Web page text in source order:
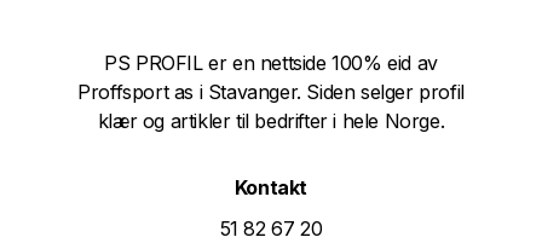
PS PROFIL er en nettside 100% eid av
Proffsport as i Stavanger. Siden selger profil
klær og artikler til bedrifter i hele Norge.
Kontakt
51 82 67 20